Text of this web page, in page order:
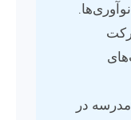
در